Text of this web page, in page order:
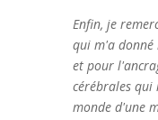
Enfin, je
qui m'a donné
et pour
cérébrales qui
monde d'une